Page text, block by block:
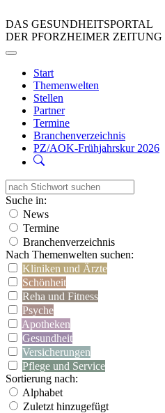
DAS GESUNDHEITSPORTAL
DER PFORZHEIMER ZEITUNG
Start
Themenwelten
Stellen
Partner
Termine
Branchenverzeichnis
PZ/AOK-Frühjahrskur 2026
Suche in:
News
Termine
Branchenverzeichnis
Nach Themenwelten suchen:
Kliniken und Ärzte
Schönheit
Reha und Fitness
Psyche
Apotheken
Gesundheit
Versicherungen
Pflege und Service
Sortierung nach:
Alphabet
Zuletzt hinzugefügt